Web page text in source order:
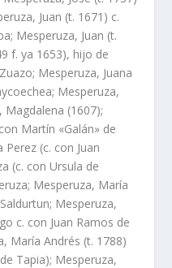
Juan (t. 1671) c.
Mesperuza, Juan (t.
f. ya 1653), hijo de
Mesperuza, Juana
Mesperuza,
Magdalena (1607);
Martí­n «Galán» de
(c. con Juan
(c. con Ursula de
Mesperuza, Marí­a
Mesperuza,
c. con Juan Ramos de
Marí­a Andrés (t. 1788)
Tapia); Mesperuza,